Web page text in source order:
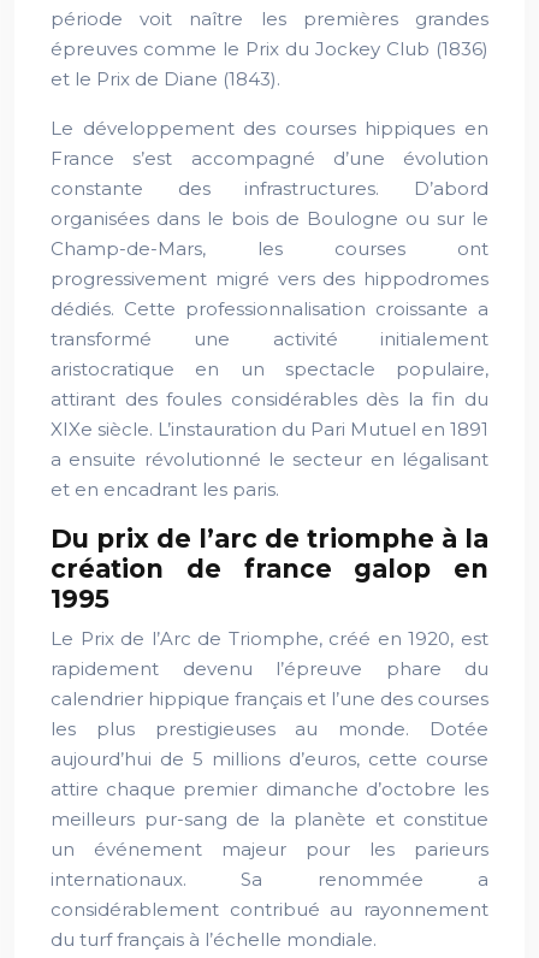
période voit naître les premières grandes
épreuves comme le Prix du Jockey Club (1836)
et le Prix de Diane (1843).
Le développement des courses hippiques en
France s’est accompagné d’une évolution
constante des infrastructures. D’abord
organisées dans le bois de Boulogne ou sur le
Champ-de-Mars, les courses ont
progressivement migré vers des hippodromes
dédiés. Cette professionnalisation croissante a
transformé une activité initialement
aristocratique en un spectacle populaire,
attirant des foules considérables dès la fin du
XIXe siècle. L’instauration du Pari Mutuel en 1891
a ensuite révolutionné le secteur en légalisant
et en encadrant les paris.
Du prix de l’arc de triomphe à la
création de france galop en
1995
Le Prix de l’Arc de Triomphe, créé en 1920, est
rapidement devenu l’épreuve phare du
calendrier hippique français et l’une des courses
les plus prestigieuses au monde. Dotée
aujourd’hui de 5 millions d’euros, cette course
attire chaque premier dimanche d’octobre les
meilleurs pur-sang de la planète et constitue
un événement majeur pour les parieurs
internationaux. Sa renommée a
considérablement contribué au rayonnement
du turf français à l’échelle mondiale.